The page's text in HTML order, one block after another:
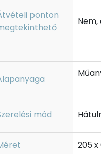
ponton
mód
205